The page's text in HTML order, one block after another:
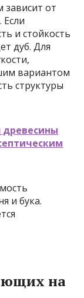
от
и стойкость
дуб. Для
вариантом
структуры
и бука.
на